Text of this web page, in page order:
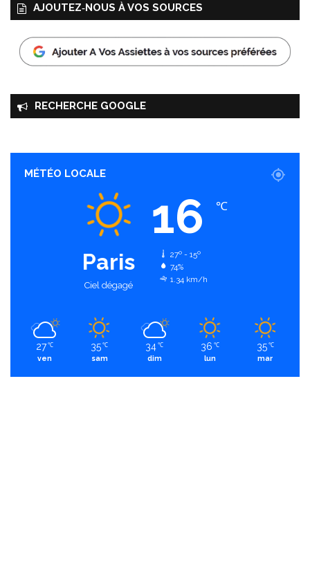
AJOUTEZ‑NOUS À VOS SOURCES
RECHERCHE GOOGLE
MÉTÉO LOCALE
Paris
Ciel dégagé
16 ℃
27º - 15º
74%
1.34 km/h
27 ℃
ven
35 ℃
sam
34 ℃
dim
36 ℃
lun
35 ℃
mar